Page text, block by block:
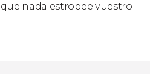
que nada estropee vuestro